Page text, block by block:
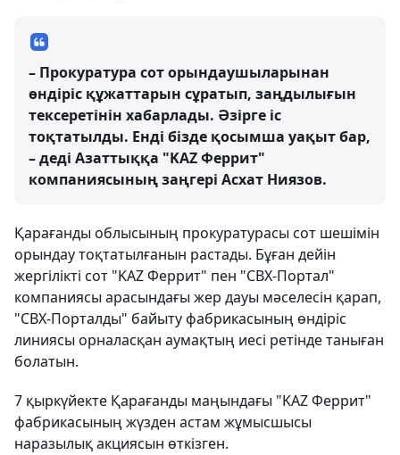
– Прокуратура сот орындаушыларынан
өндіріс құжаттарын сұратып, заңдылығын
тексеретінін хабарлады. Әзірге іс
тоқтатылды. Енді бізде қосымша уақыт бар,
– деді Азаттыққа "KAZ Феррит"
компаниясының заңгері Асхат Ниязов.
Қарағанды облысының прокуратурасы сот шешімін
орындау тоқтатылғанын растады. Бұған дейін
жергілікті сот "KAZ Феррит" пен "СВХ-Портал"
компаниясы арасындағы жер дауы мәселесін қарап,
"СВХ-Порталды" байыту фабрикасының өндіріс
линиясы орналасқан аумақтың иесі ретінде таныған
болатын.
7 қыркүйекте Қарағанды маңындағы "KAZ Феррит"
фабрикасының жүзден астам жұмысшысы
наразылық акциясын өткізген.